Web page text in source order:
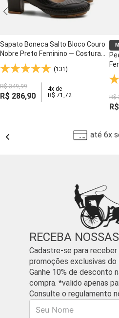
Sapato Boneca Salto Bloco Couro
Nobre Preto Feminino — Costura
Artesanal e Palmilha Anti-Impacto
- 789
(131)
R$ 349,99
R$ 286,90
4x de
R$ 71 ,72 R$
R$
até 6x
RECEBA
Cadastre-se para receber
promoções exclusivas
Ganhe 10% de desconto
compra. *valido apenas
Consulte o regulamento
Nome